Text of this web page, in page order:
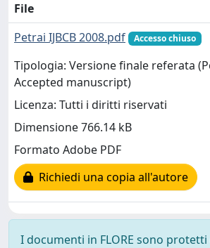
File
Petrai IJBCB 2008.pdf
Accesso chiuso
Tipologia: Versione finale referata
Accepted manuscript)
Licenza: Tutti i diritti riservati
Dimensione 766.14 kB
Formato Adobe PDF
Richiedi una copia all'autore
I documenti in FLORE sono